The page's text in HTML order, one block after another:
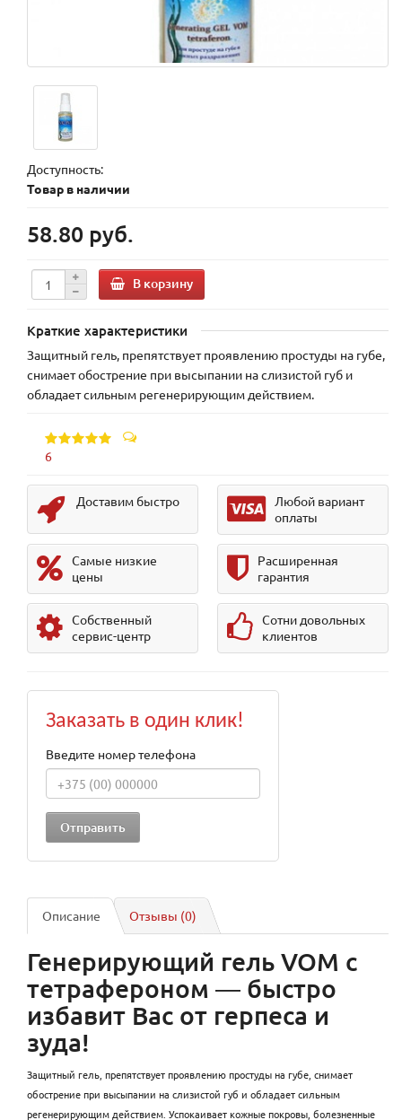
Доступность:
Товар в наличии
58.80 руб.
В корзину
Краткие характеристики
Защитный гель, препятствует проявлению простуды на губе,
снимает обострение при высыпании на слизистой губ и
обладает сильным регенерирующим действием.
6
Доставим быстро
Любой вариант
оплаты
Самые низкие
цены
Расширенная
гарантия
Собственный
сервис-центр
Сотни довольных
клиентов
Заказать в один клик!
Введите номер телефона
Описание Отзывы (0)
Генерирующий гель VOM с
тетрафероном ― быстро
избавит Вас от герпеса и
зуда!
Защитный гель, препятствует проявлению простуды на губе, снимает
обострение при высыпании на слизистой губ и обладает сильным
регенерирующим действием. Успокаивает кожные покровы, болезненные